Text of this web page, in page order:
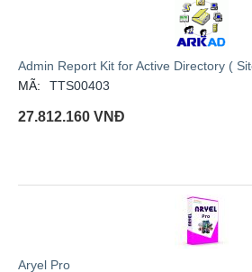
Admin Report Kit for Active Directory (
MÃ:
TTS00403
27.812.160 VNĐ
Aryel Pro